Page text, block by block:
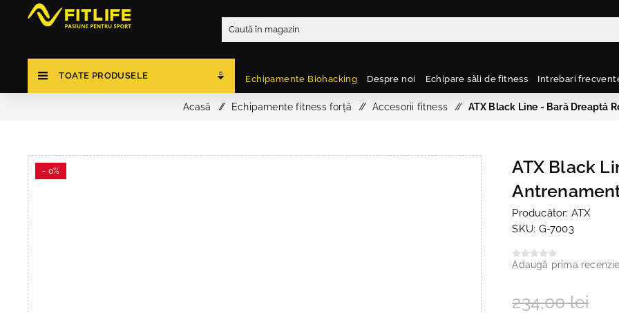
TOATE PRODUSELE Echipamente Biohacking Despre noi Echipare săli de fitness Intrebari
Acasă / Echipamente fitness forță / Accesorii fitness / ATX Black Line - Bară Dreaptă
- 0%
ATX Black
Producător: ATX
SKU: G-7003
Adaugă prima recenzie
234,00 lei